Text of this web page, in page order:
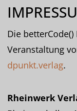
Die
Veranstaltung
dpunkt.verlag.
Rheinwerk